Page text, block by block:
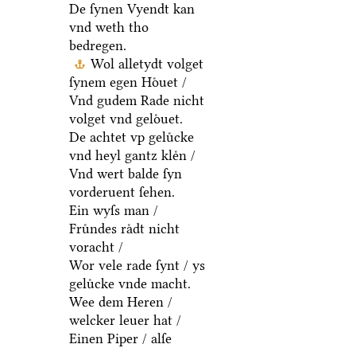
De ſynen Vyendt kan
vnd weth tho
bedregen.
Wol alletydt volget
ſynem egen Hoͤuet /
Vnd gudem Rade nicht
volget vnd geloͤuet.
De achtet vp geluͤcke
vnd heyl gantz kleͤn /
Vnd wert balde ſyn
vorderuent ſehen.
Ein wyſs man /
Fruͤndes raͤdt nicht
voracht /
Wor vele rade ſynt / ys
geluͤcke vnde macht.
Wee dem Heren /
welcker leuer hat /
Einen Piper / alſe